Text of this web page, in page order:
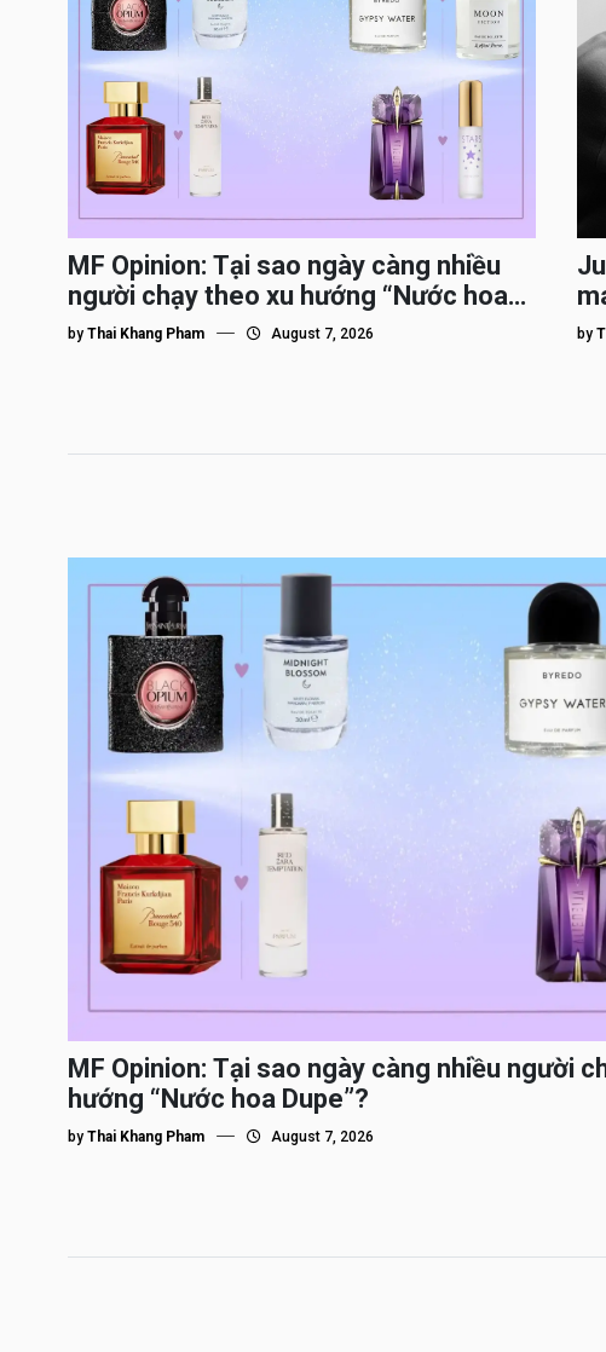
MF Opinion: Tại sao ngày càng nhiều
người chạy theo xu hướng “Nước hoa
Dupe”?
by Thai Khang Pham August 7, 2026 by
MF Opinion: Tại sao ngày càng nhiều người
hướng “Nước hoa Dupe”?
by Thai Khang Pham August 7, 2026